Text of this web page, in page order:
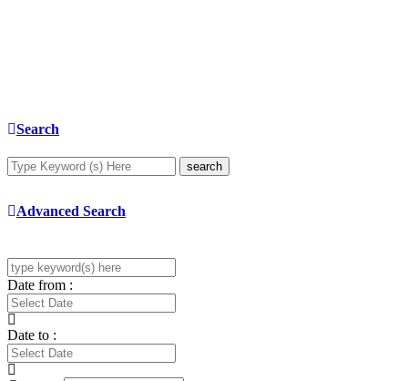
Search
search
Advanced Search
Date from :
Date to :